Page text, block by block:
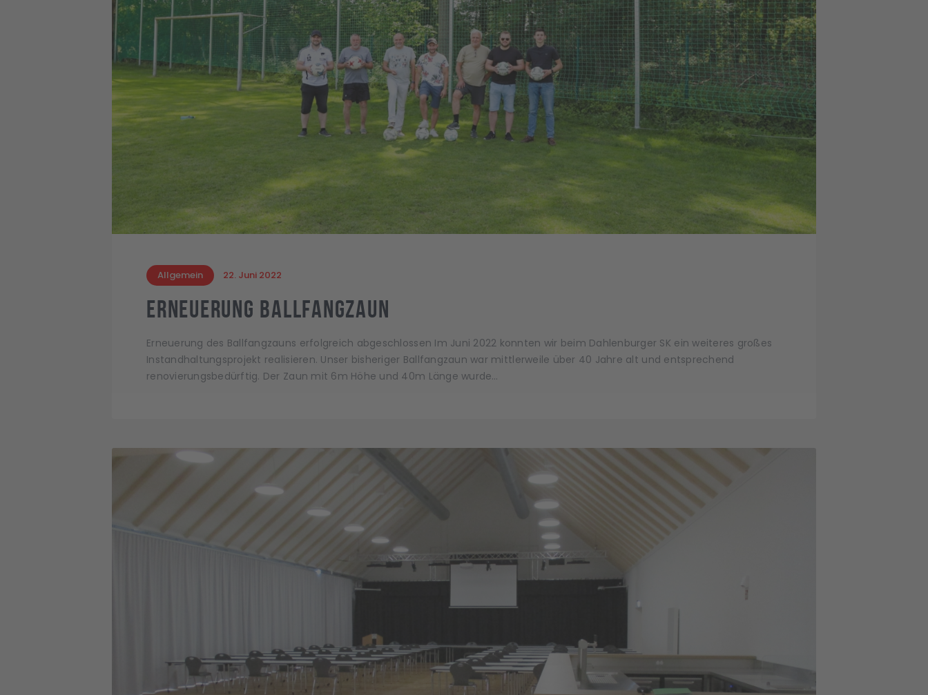
Allgemein 22. Juni 2022
Erneuerung Ballfangzaun
Erneuerung des Ballfangzauns erfolgreich abgeschlossen Im Juni 2022 konnten wir beim Dahlenburger SK ein weiteres großes
Instandhaltungsprojekt realisieren. Unser bisheriger Ballfangzaun war mittlerweile über 40 Jahre alt und entsprechend
renovierungsbedürftig. Der Zaun mit 6m Höhe und 40m Länge wurde…